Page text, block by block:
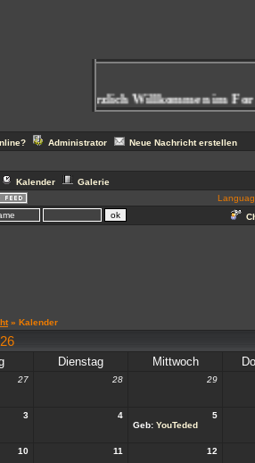
Herzlich Willkommen im
Administrator Neue Nachricht erstellen
Kalender
Galerie
» Kalender
Dienstag Mittwoch
27 28 29
3 4
5
Geb: YouTeded
10 11 12